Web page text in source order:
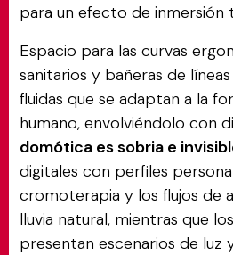
para un efecto de inmersión
Espacio para las curvas
sanitarios y bañeras de
fluidas que se adaptan a la
humano, envolviéndolo con
domótica es sobria e
digitales con perfiles
cromoterapia y los flujos de
lluvia natural, mientras que
presentan escenarios de luz